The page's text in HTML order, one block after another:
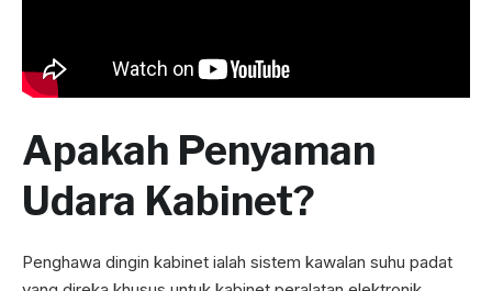
Apakah Penyaman
Udara Kabinet?
Penghawa dingin kabinet ialah sistem kawalan suhu padat